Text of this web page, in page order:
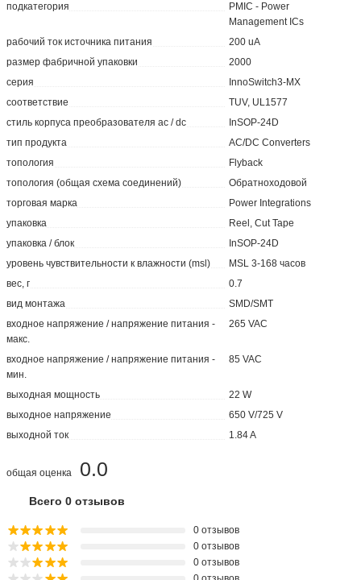
подкатегория
PMIC - Power
Management ICs
рабочий ток источника питания
200 uA
размер фабричной упаковки
2000
серия
InnoSwitch3-MX
соответствие
TUV, UL1577
стиль корпуса преобразователя ac / dc
InSOP-24D
тип продукта
AC/DC Converters
топология
Flyback
топология (общая схема соединений)
Обратноходовой
торговая марка
Power Integrations
упаковка
Reel, Cut Tape
упаковка / блок
InSOP-24D
уровень чувствительности к влажности (msl)
MSL 3-168 часов
вес, г
0.7
вид монтажа
SMD/SMT
входное напряжение / напряжение питания -
макс.
265 VAC
входное напряжение / напряжение питания -
мин.
85 VAC
выходная мощность
22 W
выходное напряжение
650 V/725 V
выходной ток
1.84 A
0.0
общая оценка
Всего 0 отзывов
0 отзывов
0 отзывов
0 отзывов